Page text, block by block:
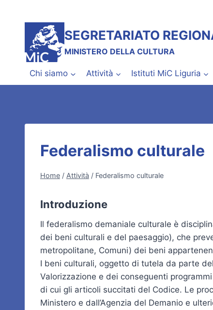
contenuto
SEGRETARIATO
MINISTERO DELLA CULTURA
Chi siamo Attività Istituti MiC Liguria
Federalismo culturale
Home / Attività / Federalismo culturale
Introduzione
Il federalismo demaniale culturale è
dei beni culturali e del paesaggio), che
metropolitane, Comuni) dei beni
I beni culturali, oggetto di tutela da parte
Valorizzazione e dei conseguenti
di cui gli articoli succitati del Codice. Le
Ministero e dall’Agenzia del Demanio e